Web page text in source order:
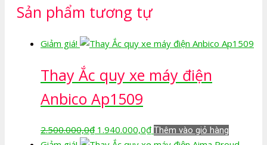
Sản phẩm tương tự
Giảm giá!
Thay Ắc quy xe máy điện
Anbico Ap1509
2.500.000,0₫ Giá
1.940.000,0₫Giá
Thêm vào giỏ hàng